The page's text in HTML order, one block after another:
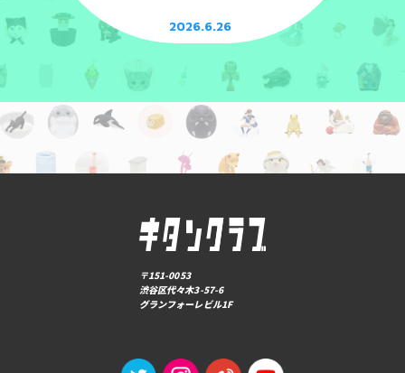
2026.6.26
〒151-0053
渋谷区代々木3-57-6
グランフォーレビル1F